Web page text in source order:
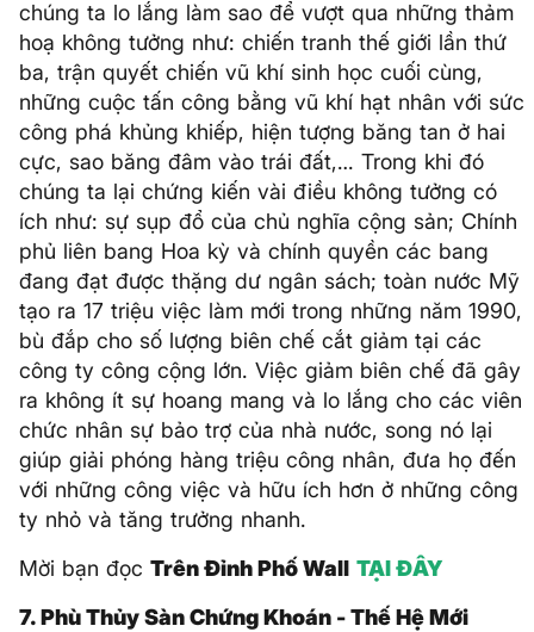
chúng ta lo lắng làm sao để vượt qua những thảm
hoạ không tưởng như: chiến tranh thế giới lần thứ
ba, trận quyết chiến vũ khí sinh học cuối cùng,
những cuộc tấn công bằng vũ khí hạt nhân với sức
công phá khủng khiếp, hiện tượng băng tan ở hai
cực, sao băng đâm vào trái đất,… Trong khi đó
chúng ta lại chứng kiến vài điều không tưởng có
ích như: sự sụp đổ của chủ nghĩa cộng sản; Chính
phủ liên bang Hoa kỳ và chính quyền các bang
đang đạt được thặng dư ngân sách; toàn nước Mỹ
tạo ra 17 triệu việc làm mới trong những năm 1990,
bù đắp cho số lượng biên chế cắt giảm tại các
công ty công cộng lớn. Việc giảm biên chế đã gây
ra không ít sự hoang mang và lo lắng cho các viên
chức nhân sự bảo trợ của nhà nước, song nó lại
giúp giải phóng hàng triệu công nhân, đưa họ đến
với những công việc và hữu ích hơn ở những công
ty nhỏ và tăng trưởng nhanh.
Mời bạn đọc Trên Đỉnh Phố Wall TẠI ĐÂY
7.Phù Thủy Sàn Chứng Khoán - Thế Hệ Mới